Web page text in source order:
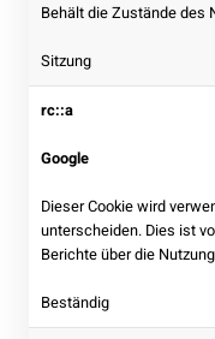
Behält die Zustände des
Sitzung
rc::a
Google
Dieser Cookie wird
unterscheiden. Dies ist
Berichte über die
Beständig